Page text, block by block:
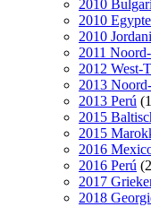
2010
2010 Egypte
2010
2011
2012 West-
2013
2013 Perú
2015
2015
2016
2016 Perú
2017
2018